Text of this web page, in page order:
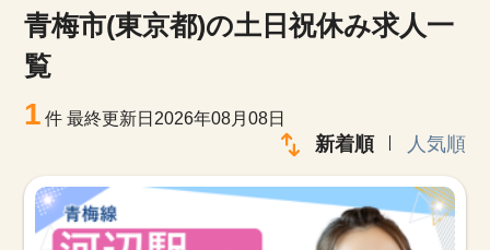
見学会・イベント情報
お知らせ
青梅市(東京都)の土日祝休み求人一
覧
1 件最終更新日2026年08月08日
新着順 人気順
甲信越・北陸 中国・四国
九州・沖縄